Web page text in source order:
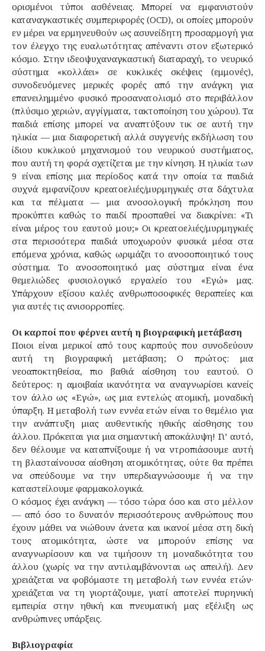
ορισμένοι τύποι ασθένειας. Μπορεί να εμφανιστούν
καταναγκαστικές συμπεριφορές (OCD), οι οποίες μπορούν
εν μέρει να ερμηνευθούν ως ασυνείδητη προσαρμογή για
τον έλεγχο της ευαλωτότητας απέναντι στον εξωτερικό
κόσμο. Στην ιδεοψυχαναγκαστική διαταραχή, το νευρικό
σύστημα «κολλάει» σε κυκλικές σκέψεις (εμμονές),
συνοδευόμενες μερικές φορές από την ανάγκη για
επανειλημμένο φυσικό προσανατολισμό στο περιβάλλον
(πλύσιμο χεριών, αγγίγματα, τακτοποίηση του χώρου). Τα
παιδιά επίσης μπορεί να αναπτύξουν τικ σε αυτή την
ηλικία — μια διαφορετική αλλά συγγενής εκδήλωση του
ίδιου κυκλικού μηχανισμού του νευρικού συστήματος,
που αυτή τη φορά σχετίζεται με την κίνηση. Η ηλικία των
9 είναι επίσης μια περίοδος κατά την οποία τα παιδιά
συχνά εμφανίζουν κρεατοελιές/μυρμηγκιές στα δάχτυλα
και τα πέλματα — μια ανοσολογική πρόκληση που
προκύπτει καθώς το παιδί προσπαθεί να διακρίνει: «Τι
είναι μέρος του εαυτού μου;» Οι κρεατοελιές/μυρμηγκιές
στα περισσότερα παιδιά υποχωρούν φυσικά μέσα στα
επόμενα χρόνια, καθώς ωριμάζει το ανοσοποιητικό τους
σύστημα. Το ανοσοποιητικό μας σύστημα είναι ένα
θεμελιώδες φυσιολογικό εργαλείο του «Εγώ» μας.
Υπάρχουν εξίσου καλές ανθρωποσοφικές θεραπείες και
για αυτές τις ανισορροπίες.
Οι καρποί που φέρνει αυτή η βιογραφική μετάβαση
Ποιοι είναι μερικοί από τους καρπούς που συνοδεύουν
αυτή τη βιογραφική μετάβαση; Ο πρώτος: μια
νεοαποκτηθείσα, πιο βαθιά αίσθηση του εαυτού. Ο
δεύτερος: η αμοιβαία ικανότητα να αναγνωρίσει κανείς
τον άλλο ως «Εγώ», ως μια εντελώς ατομική, μοναδική
ύπαρξη. Η μεταβολή των εννέα ετών είναι το θεμέλιο για
την ανάπτυξη μιας αυθεντικής ηθικής αίσθησης του
άλλου. Πρόκειται για μια σημαντική αποκάλυψη! Γι’ αυτό,
δεν θέλουμε να καταπνίξουμε ή να ντροπιάσουμε αυτή
τη βλασταίνουσα αίσθηση ατομικότητας, ούτε θα πρέπει
να σπεύδουμε να την υπερδιαγνώσουμε ή να την
καταστείλουμε φαρμακολογικά.
Ο κόσμος έχει ανάγκη — τόσο τώρα όσο και στο μέλλον
— από όσο το δυνατόν περισσότερους ανθρώπους που
έχουν μάθει να νιώθουν άνετα και ικανοί μέσα στη δική
τους ατομικότητα, ώστε να μπορούν επίσης να
αναγνωρίσουν και να τιμήσουν τη μοναδικότητα του
άλλου (χωρίς να την αντιλαμβάνονται ως απειλή). Δεν
χρειάζεται να φοβόμαστε τη μεταβολή των εννέα ετών·
χρειάζεται να τη γιορτάζουμε, γιατί αποτελεί πυρηνική
εμπειρία στην ηθική και πνευματική μας εξέλιξη ως
ανθρώπινες υπάρξεις.
Βιβλιογραφία